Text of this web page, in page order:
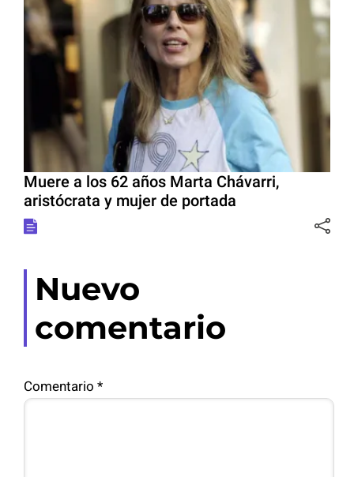
Muere a los 62 años Marta Chávarri,
aristócrata y mujer de portada
Nuevo
comentario
Comentario *